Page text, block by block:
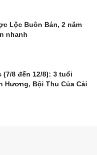
Lộc Buôn Bán, 2 năm
nhanh
(7/8 đến 12/8): 3 tuổi
Hương, Bội Thu Của Cải